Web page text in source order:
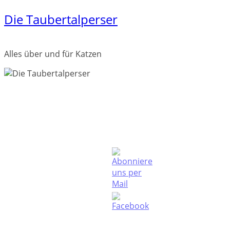
Zum
Inhalt
Die Taubertalperser
Alles über und für Katzen